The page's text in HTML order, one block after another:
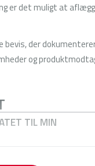
er det muligt at
der
og
TIL MIN
SKOLECERTIFIKAT?